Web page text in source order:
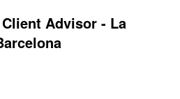
Advisor - La